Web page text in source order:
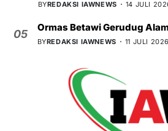
BYREDAKSI IAWNEWS 14 JULI
05
Ormas Betawi Gerudug
BYREDAKSI IAWNEWS 11 JULI 2026